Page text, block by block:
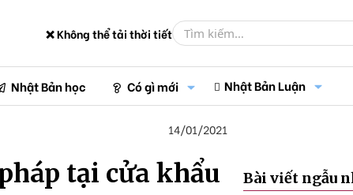
❌ Không thể tải thời tiết
Nhật Bản học Có gì mới Nhật Bản Luận
14/01/2021
tại cửa khẩu
Bài viết ngẫu